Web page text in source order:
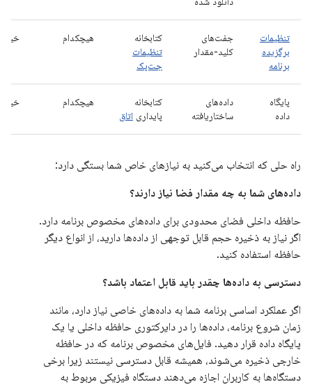
تنظیمات
برگزیده
برنامه
جفت‌های
کلید-مقدار
کتابخانه
تنظیمات
جت‌پک
هیچکدام خیر
پایگاه
داده
داده‌های
ساختاریافته
کتابخانه
پایداری اتاق
هیچکدام خیر
راه حلی که انتخاب می‌کنید به نیازهای خاص شما بستگی دارد:
داده‌های شما به چه مقدار فضا نیاز دارند؟
حافظه داخلی فضای محدودی برای داده‌های مخصوص برنامه دارد.
اگر نیاز به ذخیره حجم قابل توجهی از داده‌ها دارید، از انواع دیگر
حافظه استفاده کنید.
دسترسی به داده‌ها چقدر باید قابل اعتماد باشد؟
اگر عملکرد اساسی برنامه شما به داده‌های خاصی نیاز دارد، مانند
زمان شروع برنامه، داده‌ها را در دایرکتوری حافظه داخلی یا یک
پایگاه داده قرار دهید. فایل‌های مخصوص برنامه که در حافظه
خارجی ذخیره می‌شوند، همیشه قابل دسترسی نیستند زیرا برخی
دستگاه‌ها به کاربران اجازه می‌دهند دستگاه فیزیکی مربوط به